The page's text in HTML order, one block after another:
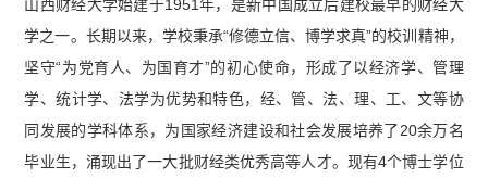
山西财经大学始建于1951年，是新中国成立后建校最早的财经大
学之一。长期以来，学校秉承“修德立信、博学求真”的校训精神，
坚守“为党育人、为国育才”的初心使命，形成了以经济学、管理
学、统计学、法学为优势和特色，经、管、法、理、工、文等协
同发展的学科体系，为国家经济建设和社会发展培养了20余万名
毕业生，涌现出了一大批财经类优秀高等人才。现有4个博士学位